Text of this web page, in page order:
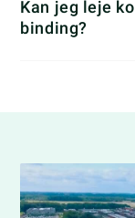
Kan jeg leje
binding?